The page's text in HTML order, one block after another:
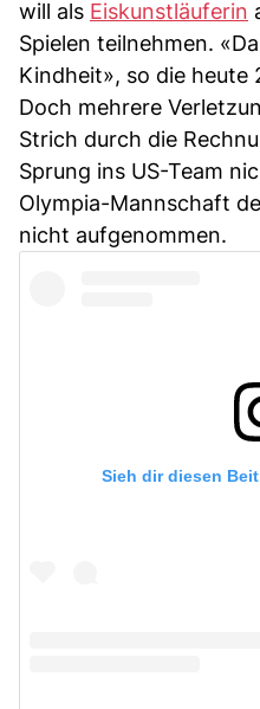
will als Eiskunstläuferin
Spielen teilnehmen.
Kindheit», so die heute
Doch mehrere
Strich durch die
Sprung ins US-Team
Olympia-Mannschaft
nicht aufgenommen.
Sieh dir diesen